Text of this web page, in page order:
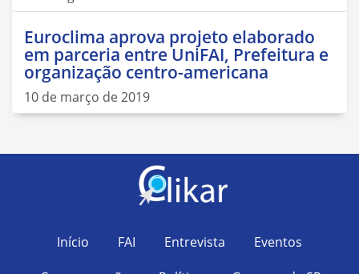
Euroclima aprova projeto elaborado
em parceria entre UniFAI, Prefeitura e
organização centro-americana
10 de março de 2019
Início FAI Entrevista
Eventos